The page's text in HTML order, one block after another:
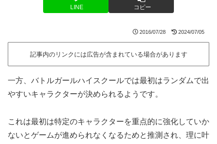
LINE コピー
2016/07/28 2024/07/05
記事内のリンクには広告が含まれている場合があります
一方、バトルガールハイスクールでは最初はランダムで出
やすいキャラクターが決められるようです。
これは最初は特定のキャラクターを重点的に強化していか
ないとゲームが進められなくなるためと推測され、理に叶